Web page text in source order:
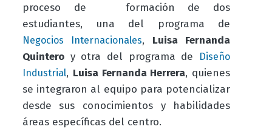
proceso de formación de dos
estudiantes, una del programa de
Negocios Internacionales, Luisa Fernanda
Quinteroy otra del programa de
Diseño
Industrial, Luisa Fernanda Herrera, quienes
se integraron al equipo para potencializar
desde sus conocimientos y habilidades
áreas específicas del centro.